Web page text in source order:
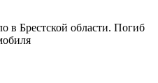
Брестской области. Погиб